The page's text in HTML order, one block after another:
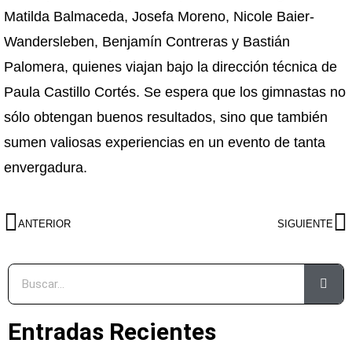
Matilda Balmaceda, Josefa Moreno, Nicole Baier-
Wandersleben, Benjamín Contreras y Bastián
Palomera, quienes viajan bajo la dirección técnica de
Paula Castillo Cortés. Se espera que los gimnastas no
sólo obtengan buenos resultados, sino que también
sumen valiosas experiencias en un evento de tanta
envergadura.
ANTERIOR SIGUIENTE
Entradas Recientes